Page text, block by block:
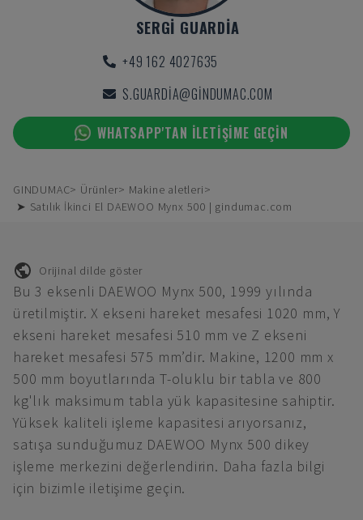
SERGI GUARDIA
+49 162 4027635
S.GUARDIA@GINDUMAC.COM
WHATSAPP'TAN ILETIŞIME GEÇIN
GINDUMAC Ürünler
Makine aletleri
➤ Satılık İkinci El DAEWOO Mynx 500 | gindumac.com
Orijinal dilde göster
Bu 3 eksenli DAEWOO Mynx 500, 1999 yılında
üretilmiştir. X ekseni hareket mesafesi 1020 mm, Y
ekseni hareket mesafesi 510 mm ve Z ekseni
hareket mesafesi 575 mm’dir. Makine, 1200 mm x
500 mm boyutlarında T-oluklu bir tabla ve 800
kg'lık maksimum tabla yük kapasitesine sahiptir.
Yüksek kaliteli işleme kapasitesi arıyorsanız,
satışa sunduğumuz DAEWOO Mynx 500 dikey
işleme merkezini değerlendirin. Daha fazla bilgi
için bizimle iletişime geçin.